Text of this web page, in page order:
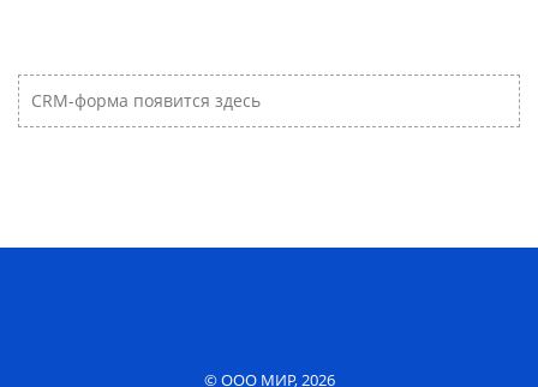
CRM-форма появится здесь
© ООО МИР, 2026